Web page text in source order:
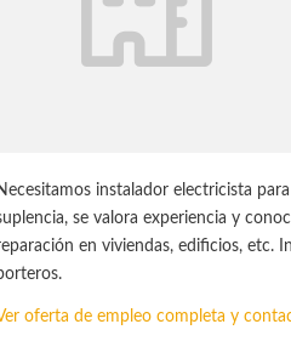
instalador electricista
se valora experiencia y
en viviendas, edificios, etc.
oferta de empleo completa y